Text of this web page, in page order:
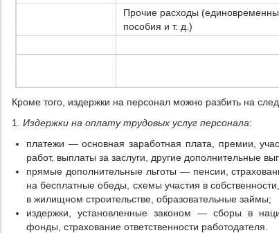
Прочие расходы
пособия и т. д.)
Кроме того, издержки на персонал можно разбить на
1. Издержки на оплату трудовых услуг персонала:
платежи — основная заработная плата, премии,
работ, выплаты за заслуги, другие дополнительные
прямые дополнительные льготы — пенсии,
на бесплатные обеды, схемы участия в
в жилищном строительстве, образовательные займы;
издержки, установленные законом — сборы в
фонды, страхование ответственности работодателя.